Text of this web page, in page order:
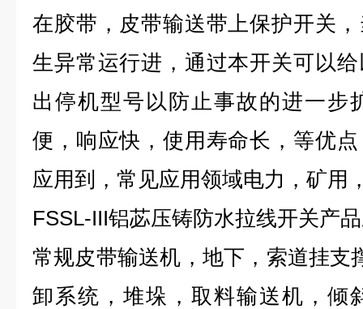
在胶带，皮带输送带上保护开关
生异常运行进，通过本开关可以
出停机型号以防止事故的进一步
便，响应快，使用寿命长，等优
应用到，常见应用领域电力，矿用
FSSL-III铝苾压铸防水拉线开关产
常规皮带输送机，地下，索道挂支
卸系统，堆垛，取料输送机，倾